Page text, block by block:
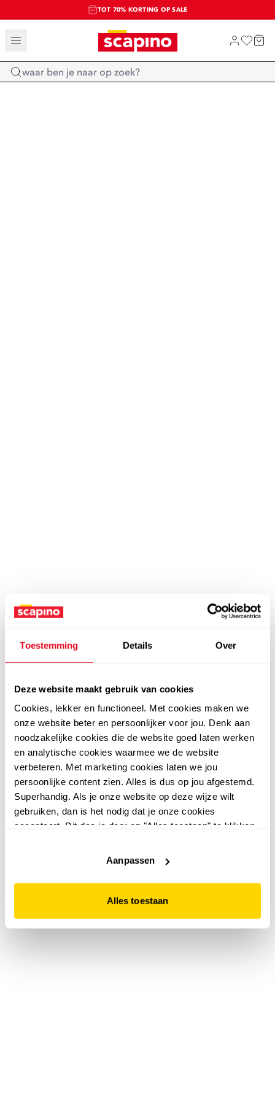
Toestemming Details Over
Deze website maakt gebruik van cookies
Cookies, lekker en functioneel. Met cookies maken we
onze website beter en persoonlijker voor jou. Denk aan
noodzakelijke cookies die de website goed laten werken
en analytische cookies waarmee we de website
verbeteren. Met marketing cookies laten we jou
persoonlijke content zien. Alles is dus op jou afgestemd.
Superhandig. Als je onze website op deze wijze wilt
gebruiken, dan is het nodig dat je onze cookies
accepteert. Dit doe je door op "Alles toestaan" te klikken.
website niet optimaal functioneert.
Aanpassen
Alles toestaan
TOT 70% KORTING OP SALE
SALE: LAATSTE KANS!
SHOP NIEUW
Home